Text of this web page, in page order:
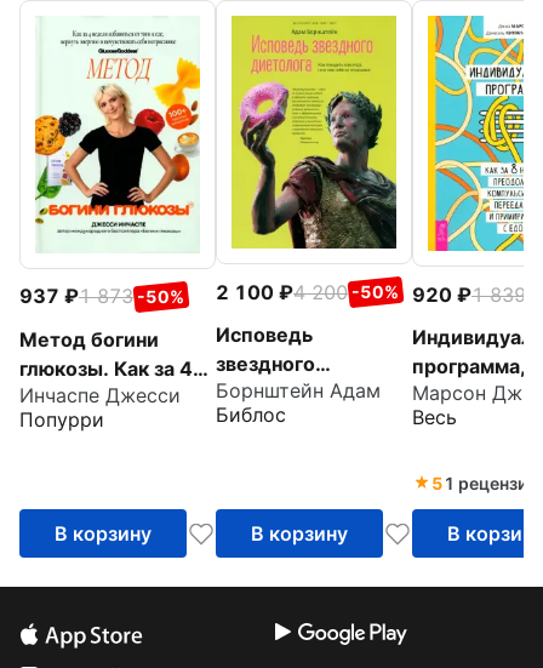
937 1 873 -50%
Метод богини
глюкозы. Как за 4
недели избавиться
от тяги к еде,
Инчаспе Джесси
Попурри
В корзину
2 100 4 200 -50%
Исповедь
звездного
диетолога. Как
похудеть навсегда,
Борнштейн Адам
Библос
В корзину
920 1 839
программа,
недель
едой
Марсон
Весь
51 рецензия
В корзину